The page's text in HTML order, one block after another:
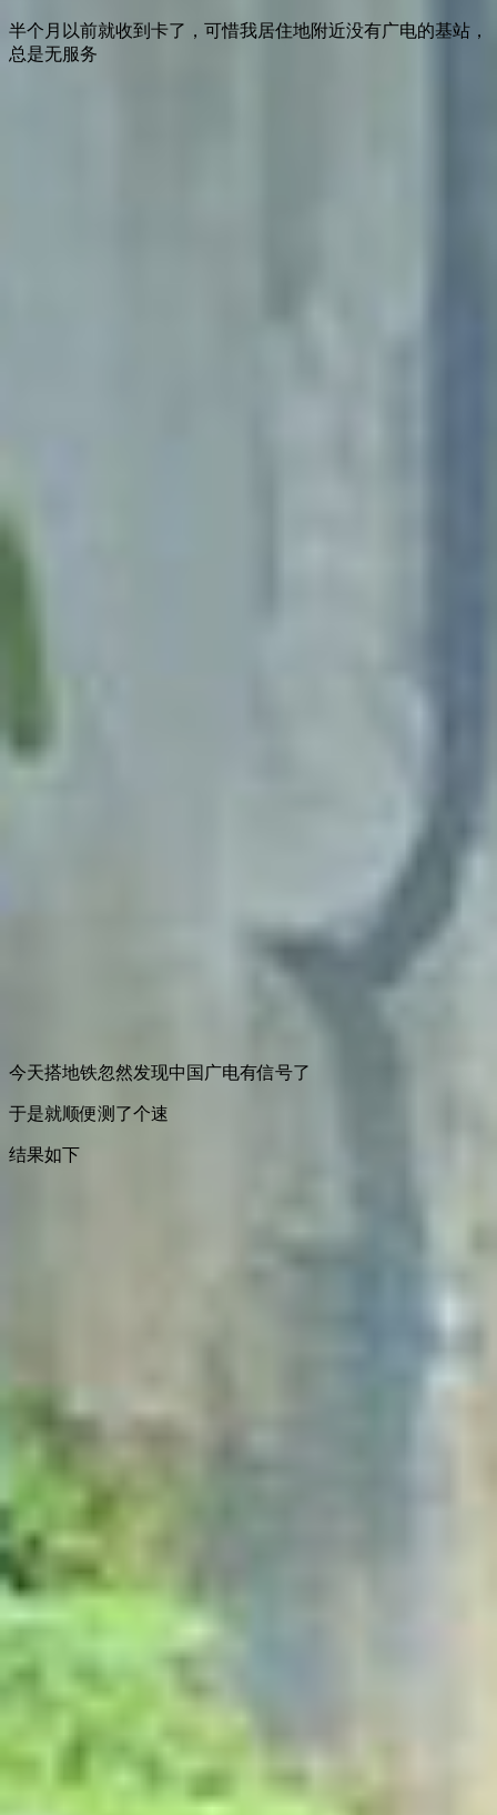
半个月以前就收到卡了，可惜我居住地附近没有广电的基站，
总是无服务
今天搭地铁忽然发现中国广电有信号了
于是就顺便测了个速
结果如下